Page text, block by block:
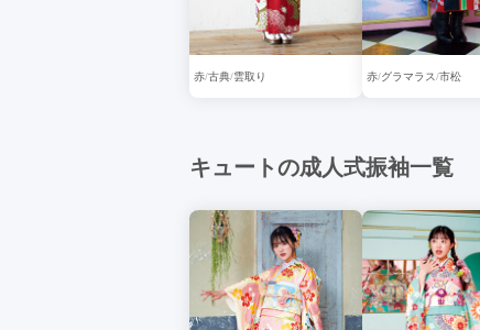
赤 古典 雲取り 赤 グラマラス 市松
キュートの成人式振袖一覧